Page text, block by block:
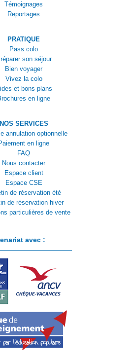
Témoignages
Reportages
PRATIQUE
Pass colo
son séjour
Bien voyager
Vivez la colo
et bons plans
en ligne
NOS SERVICES
annulation optionnelle
en ligne
FAQ
Nous contacter
Espace client
Espace CSE
de réservation été
de réservation hiver
particulières de vente
avec :